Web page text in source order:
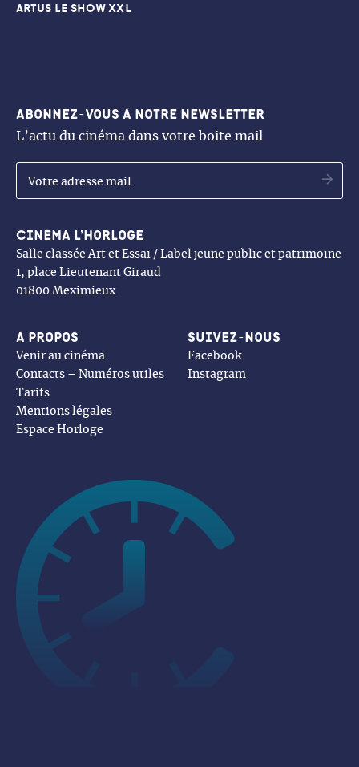
ARTUS LE SHOW XXL
Cinéma l’Horloge
Salle classée Art et Essai / Label jeune public et patrimoine
1, place Lieutenant Giraud
01800 Meximieux
Abonnez-vous à notre newsletter
L’actu du cinéma dans votre boite mail
À propos
Venir au cinéma
Contacts – Numéros utiles
Tarifs
Mentions légales
Espace Horloge
Suivez-nous
Facebook
Instagram